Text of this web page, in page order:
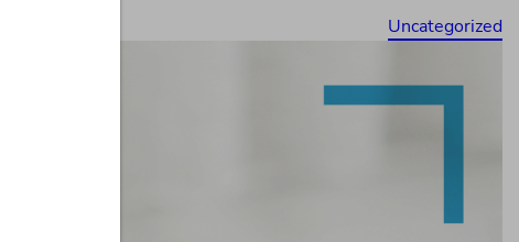
Uncategorized